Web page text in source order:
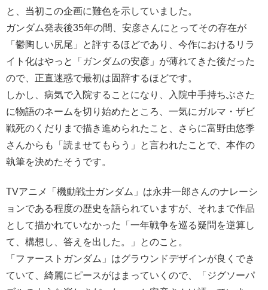
と、当初この企画に難色を示していました。
ガンダム発表後35年の間、安彦さんにとってその存在が
「鬱陶しい尻尾」と評するほどであり、今作におけるリラ
イト化はやっと「ガンダムの安彦」が薄れてきた後だった
ので、正直迷惑で最初は固辞するほどです。
しかし、病気で入院することになり、入院中手持ちぶさた
に物語のネームを切り始めたところ、一気にガルマ・ザビ
戦死のくだりまで描き進められたこと、さらに富野由悠季
さんからも「読ませてもらう」と言われたことで、本作の
執筆を決めたそうです。
TVアニメ「機動戦士ガンダム」は永井一郎さんのナレーシ
ョンである程度の歴史を語られていますが、それまで作品
として描かれていなかった「一年戦争を巡る疑問を逆算し
て、構想し、答えを出した。」とのこと。
「ファーストガンダム」はグラウンドデザインが良くでき
ていて、綺麗にピースがはまっていくので、「ジグソーパ